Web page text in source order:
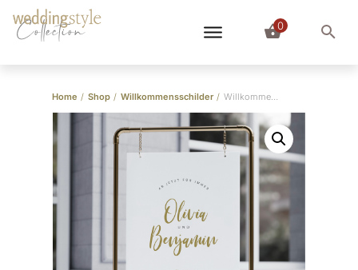
Collection 0
Home / Shop / Willkommensschilder / Willkommensschild “Brush Schrift”